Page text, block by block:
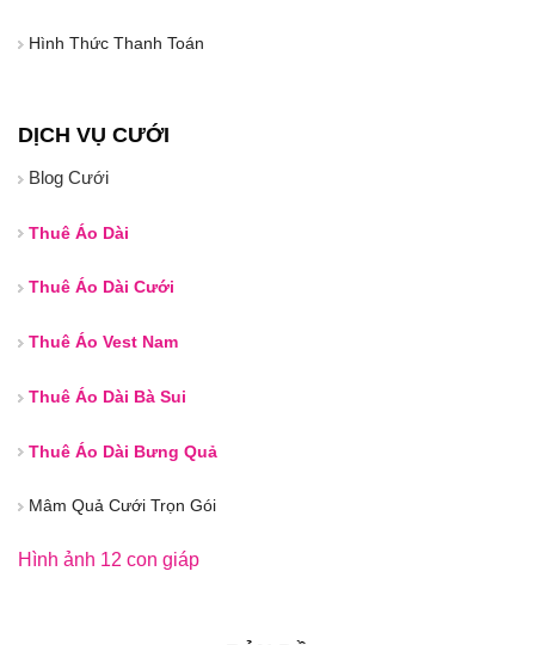
Hình Thức Thanh Toán
DỊCH VỤ CƯỚI
Blog Cưới
Thuê Áo Dài
Thuê Áo Dài Cưới
Thuê Áo Vest Nam
Thuê Áo Dài Bà Sui
Thuê Áo Dài Bưng Quả
Mâm Quả Cưới Trọn Gói
Hình ảnh 12 con giáp